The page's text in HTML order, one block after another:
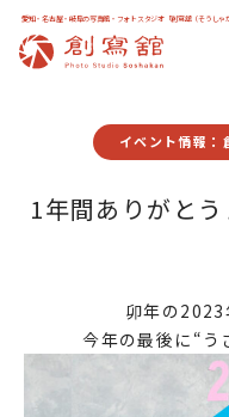
愛知・名古屋・岐阜の写真館・フォトスタジオ「創寫舘（そうしゃ
イベント情報：
1年間ありがと
卯年の2023
今年の最後に“う